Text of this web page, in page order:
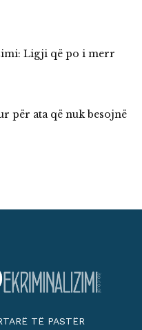
Ligji që po i merr
për ata që nuk besojnë
TË PASTËR